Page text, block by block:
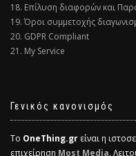
18. Επίλυση διαφορών και
19. Όροι συμμετοχής
20. GDPR Compliant
21. My Service
Γενικός κανονισμός
Το OneThing.gr είναι η
επιχείρηση Most Media.